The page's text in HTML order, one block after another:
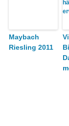
Maybach
Riesling 2011